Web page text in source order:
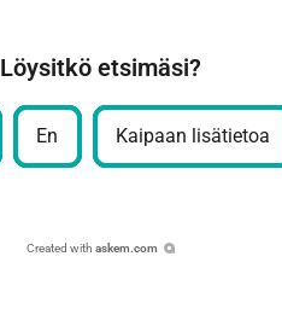
Löysitkö etsimäsi?
En Kaipaan lisätietoa
Created with askem.com